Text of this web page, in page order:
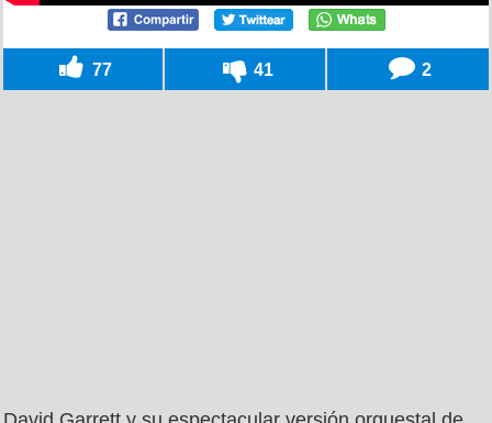
77 41 2